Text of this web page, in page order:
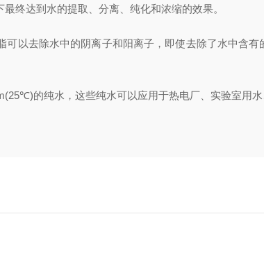
达到水的提取、分离、纯化和浓缩的效果。
去除水中的阴离子和阳离子，即使去除了水中含有
的纯水，这些纯水可以应用于热电厂、实验室用水